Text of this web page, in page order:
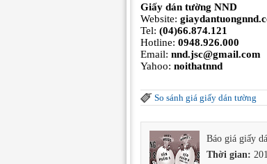
Giấy dán tường NND
Website:
Tel: (04)66.874.121
Hotline: 0948.926.000
Email: nnd.jsc@gmail.com
Yahoo: noithatnnd
So sánh giá giấy dán tường
Báo giá giấy
Thời gian: